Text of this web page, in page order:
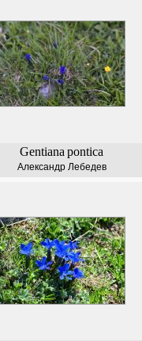
Gentiana pontica
Александр Лебедев